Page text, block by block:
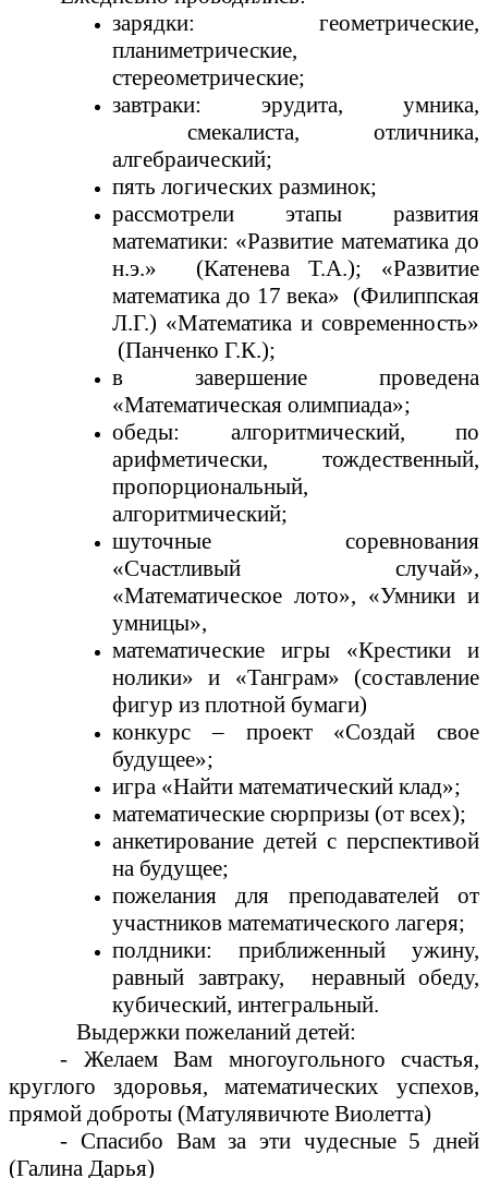
зарядки: геометрические,
планиметрические,
стереометрические;
завтраки: эрудита, умника,
смекалиста, отличника,
алгебраический;
пять логических разминок;
рассмотрели этапы развития
математики: «Развитие математика до
н.э.» (Катенева Т.А.); «Развитие
математика до 17 века» (Филиппская
Л.Г.) «Математика и современность»
(Панченко Г.К.);
в завершение проведена
«Математическая олимпиада»;
обеды: алгоритмический, по
арифметически, тождественный,
пропорциональный,
алгоритмический;
шуточные соревнования
«Счастливый случай»,
«Математическое лото», «Умники и
умницы»,
математические игры «Крестики и
нолики» и «Танграм» (составление
фигур из плотной бумаги)
конкурс – проект «Создай свое
будущее»;
игра «Найти математический клад»;
математические сюрпризы (от всех);
анкетирование детей с перспективой
на будущее;
пожелания для преподавателей от
участников математического лагеря;
полдники: приближенный ужину,
равный завтраку, неравный обеду,
кубический, интегральный.
Выдержки пожеланий детей:
- Желаем Вам многоугольного счастья,
круглого здоровья, математических успехов,
прямой доброты (Матулявичюте Виолетта)
- Спасибо Вам за эти чудесные 5 дней
(Галина Дарья)